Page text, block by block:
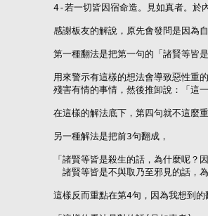
4-若一切皆因宿命造。見如真者。於
感謝板友的解說，原先會發問是因為
第一種翻法是把第一句的「諸賢等皆
用來警示有這樣的想法會導致惡性重
殘害有情的事情，然後推卸說：「這
在這樣的解法底下，第四句就不這麼
另一種解法是把前3句翻成，
「諸賢等皆是殺生的話，為什麼呢？
諸賢等皆是不與取乃至邪見的話，
這樣反而重點在第4句，因為我想到的